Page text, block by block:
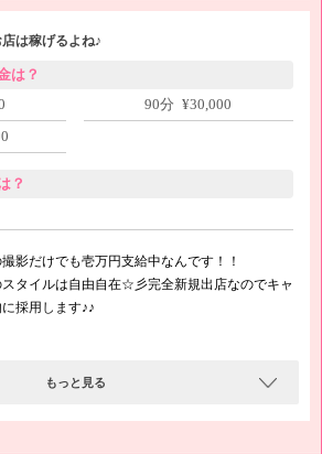
は稼げるよね♪
は？
90分 ¥30,000
？
影だけでも壱万円支給中なんです！！
タイルは自由自在☆彡完全新規出店なのでキャ
採用します♪♪
もっと見る